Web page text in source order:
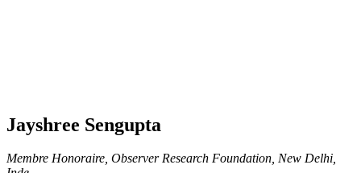
Jayshree Sengupta
Membre Honoraire, Observer Research Foundation, New Delhi,